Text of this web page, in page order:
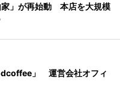
家」が再始動 本店を大規模
」 運営会社オフィ